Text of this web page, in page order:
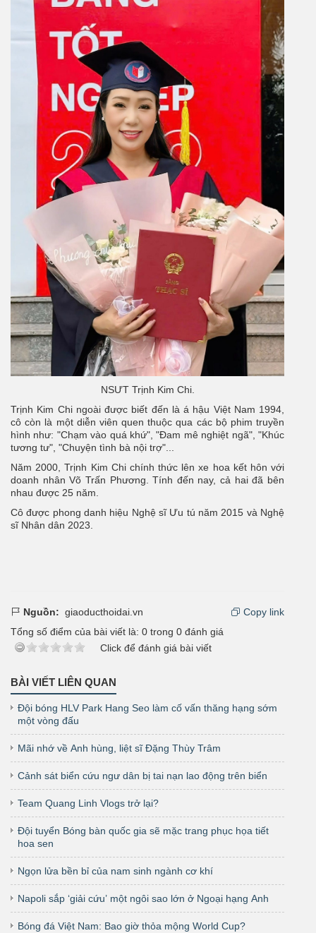
NSƯT Trịnh Kim Chi.
Trịnh Kim Chi ngoài được biết đến là á hậu Việt Nam 1994,
cô còn là một diễn viên quen thuộc qua các bộ phim truyền
hình như: "Chạm vào quá khứ", "Đam mê nghiệt ngã", "Khúc
tương tư", "Chuyện tình bà nội trợ"...
Năm 2000, Trịnh Kim Chi chính thức lên xe hoa kết hôn với
doanh nhân Võ Trấn Phương. Tính đến nay, cả hai đã bên
nhau được 25 năm.
Cô được phong danh hiệu Nghệ sĩ Ưu tú năm 2015 và Nghệ
sĩ Nhân dân 2023.
Nguồn: giaoducthoidai.vn
Copy link
Tổng số điểm của bài viết là: 0 trong 0 đánh giá
Click để đánh giá bài viết
BÀI VIẾT LIÊN QUAN
Đội bóng HLV Park Hang Seo làm cố vấn thăng hạng sớm
một vòng đấu
Mãi nhớ về Anh hùng, liệt sĩ Đặng Thùy Trâm
Cảnh sát biển cứu ngư dân bị tai nạn lao động trên biển
Team Quang Linh Vlogs trở lại?
Đội tuyển Bóng bàn quốc gia sẽ mặc trang phục họa tiết
hoa sen
Ngọn lửa bền bỉ của nam sinh ngành cơ khí
Napoli sắp ‘giải cứu’ một ngôi sao lớn ở Ngoại hạng Anh
Bóng đá Việt Nam: Bao giờ thỏa mộng World Cup?